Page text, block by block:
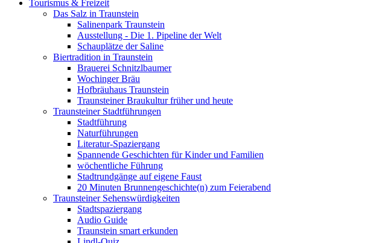
Tourismus & Freizeit
Das Salz in Traunstein
Salinenpark Traunstein
Ausstellung - Die 1. Pipeline der Welt
Schauplätze der Saline
Biertradition in Traunstein
Brauerei Schnitzlbaumer
Wochinger Bräu
Hofbräuhaus Traunstein
Traunsteiner Braukultur früher und heute
Traunsteiner Stadtführungen
Stadtführung
Naturführungen
Literatur-Spaziergang
Spannende Geschichten für Kinder und Familien
wöchentliche Führung
Stadtrundgänge auf eigene Faust
20 Minuten Brunnengeschichte(n) zum Feierabend
Traunsteiner Sehenswürdigkeiten
Stadtspaziergang
Audio Guide
Traunstein smart erkunden